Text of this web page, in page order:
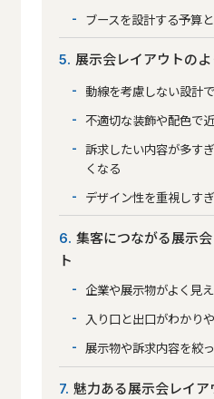
ブースを設計する予算
5 展示会レイアウトの
動線を考慮しない設計
不適切な装飾や配色で
訴求したい内容が多す
くなる
デザイン性を重視しす
6 集客につながる展示
ト
企業や展示物がよく見
入り口と出口がわかり
展示物や訴求内容を絞
7 魅力ある展示会レイ